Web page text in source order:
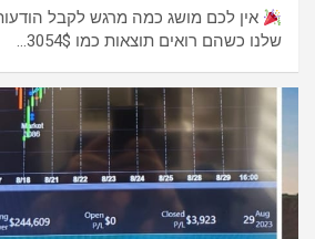
אין לכם מושג כמה מרגש לקבל
שלנו כשהם רואים תוצאות כמו 3054$…